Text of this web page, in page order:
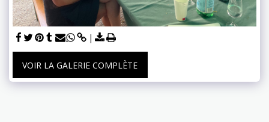
VOIR LA GALERIE COMPLÈTE